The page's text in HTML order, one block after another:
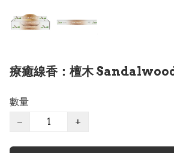
療癒線香：檀木 Sandalwood
數量
−
+